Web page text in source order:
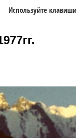
Используйте